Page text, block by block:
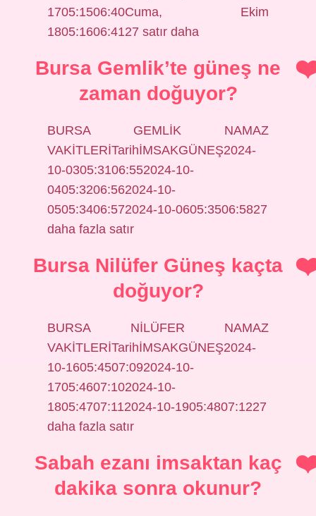
1705:1506:40Cuma, Ekim
1805:1606:4127 satır daha
Bursa Gemlik’te güneş ne
zaman doğuyor?
BURSA GEMLİK NAMAZ
VAKİTLERİTarihİMSAKGÜNEŞ2024-
10-0305:3106:552024-10-
0405:3206:562024-10-
0505:3406:572024-10-0605:3506:5827
daha fazla satır
Bursa Nilüfer Güneş kaçta
doğuyor?
BURSA NİLÜFER NAMAZ
VAKİTLERİTarihİMSAKGÜNEŞ2024-
10-1605:4507:092024-10-
1705:4607:102024-10-
1805:4707:112024-10-1905:4807:1227
daha fazla satır
Sabah ezanı imsaktan kaç
dakika sonra okunur?